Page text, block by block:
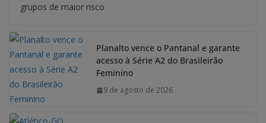
grupos de maior risco
Planalto vence o Pantanal e garante
acesso à Série A2 do Brasileirão
Feminino
9 de agosto de 2026